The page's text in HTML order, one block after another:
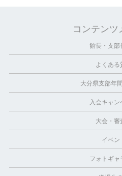
コンテンツ
館長・支部
よくある
大分県支部年
入会キャン
大会・審
イベン
フォトギャ